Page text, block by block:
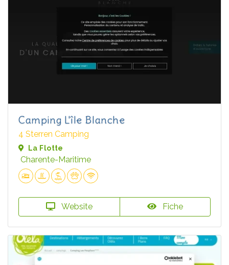
Camping L'île Blanche
4 Sterren Camping
La Flotte
Charente-Maritime
Website Fiche